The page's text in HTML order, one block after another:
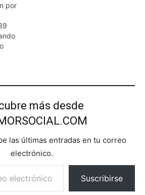
por
más desde
las últimas entradas en tu correo
electrónico.
Suscribirse